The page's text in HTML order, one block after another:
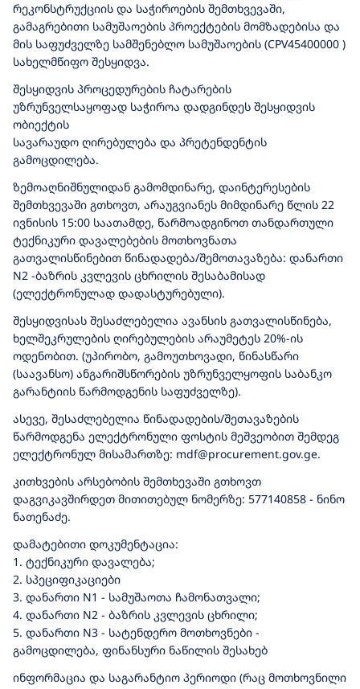
რეკონსტრუქციის და საჭიროების შემთხვევაში,
გამაგრებითი სამუშაოების პროექტების მომზადებისა და
მის საფუძველზე სამშენებლო სამუშაოების (CPV45400000 )
სახელმწიფო შესყიდვა.
შესყიდვის პროცედურების ჩატარების
უზრუნველსაყოფად საჭიროა დადგინდეს შესყიდვის
ობიექტის
სავარაუდო ღირებულება და პრეტენდენტის
გამოცდილება.
ზემოაღნიშნულიდან გამომდინარე, დაინტერესების
შემთხვევაში გთხოვთ, არაუგვიანეს მიმდინარე წლის 22
ივნისის 15:00 საათამდე, წარმოადგინოთ თანდართული
ტექნიკური დავალებების მოთხოვნათა
გათვალისწინებით წინადადება/შემოთავაზება: დანართი
N2 -ბაზრის კვლევის ცხრილის შესაბამისად
(ელექტრონულად დადასტურებული).
შესყიდვისას შესაძლებელია ავანსის გათვალისწინება,
ხელშეკრულების ღირებულების არაუმეტეს 20%-ის
ოდენობით. (უპირობო, გამოუთხოვადი, წინასწარი
(საავანსო) ანგარიშსწორების უზრუნველყოფის საბანკო
გარანტიის წარმოდგენის საფუძველზე).
ასევე, შესაძლებელია წინადადების/შეთავაზების
წარმოდგენა ელექტრონული ფოსტის მეშვეობით შემდეგ
ელექტრონულ მისამართზე: mdf@procurement.gov.ge.
კითხვების არსებობის შემთხევაში გთხოვთ
დაგვიკავშირდეთ მითითებულ ნომერზე: 577140858 - ნინო
ნათენაძე.
დამატებითი დოკუმენტაცია:
1. ტექნიკური დავალება;
2. სპეციფიკაციები
3. დანართი N1 - სამუშაოთა ჩამონათვალი;
4. დანართი N2 - ბაზრის კვლევის ცხრილი;
5. დანართი N3 - სატენდერო მოთხოვნები -
გამოცდილება, ფინანსური ნაწილის შესახებ
ინფორმაცია და საგარანტიო პერიოდი (რაც მოთხოვნილი